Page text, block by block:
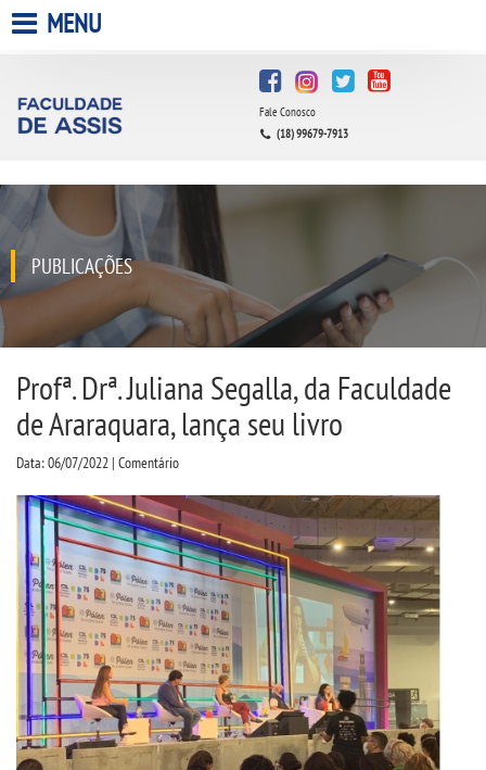
A FACULDADE
QUEM SOMOS
INFRAESTRUTURA
BIBLIOTECA
CPA
PROUNI
CURSOS
BACHARELADOS
LICENCIATURAS
MENU
Fale Conosco
(18) 99679-7913
PUBLICAÇÕES
Profª. Drª. Juliana Segalla, da Faculdade
de Araraquara, lança seu livro
Data: 06/07/2022 | Comentário